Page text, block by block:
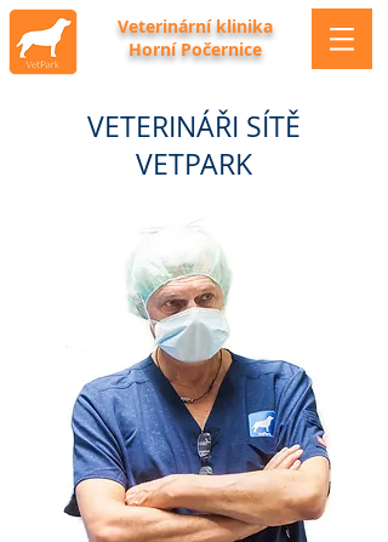
Veterinární klinika
Horní Počernice
VETERINÁŘI SÍTĚ
VETPARK